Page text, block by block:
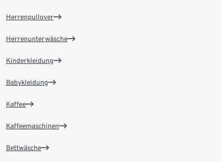
Herrenpullover
Herrenunterwäsche
Kinderkleidung
Babykleidung
Kaffee
Kaffeemaschinen
Bettwäsche